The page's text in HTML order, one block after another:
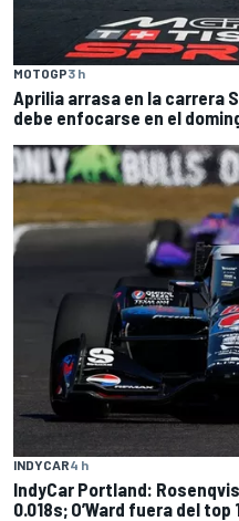
MOTOGP3 h
Aprilia arrasa en la carrera
debe enfocarse en el
INDYCAR4 h
IndyCar Portland:
0.018s; O’Ward fuera del top